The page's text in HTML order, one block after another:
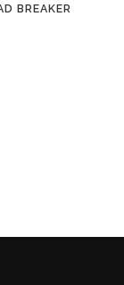
BREAKER